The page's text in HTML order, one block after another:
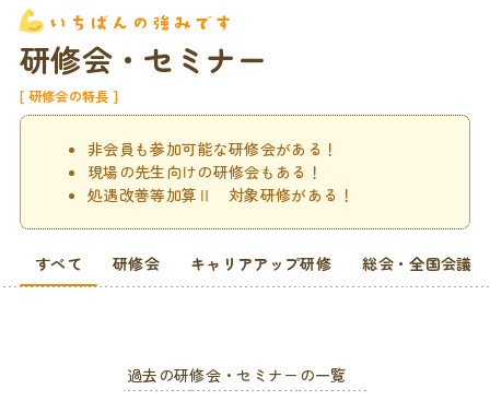
研修会・セミナー
研修会の特長
非会員も参加可能な研修会がある！
現場の先生向けの研修会もある！
処遇改善等加算Ⅱ 対象研修がある！
すべて 研修会 キャリアアップ研修 総会・全国会議
過去の研修会・セミナーの一覧